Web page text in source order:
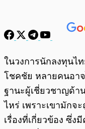
พร้อมเล่น
ในวงการนักลงทุนไ
โชคชัย หลายคนอา
ฐานะผู้เชี่ยวชาญด้า
ไหร่ เพราะเขามัก
เรื่องที่เกี่ยวข้อง ซึ่ง